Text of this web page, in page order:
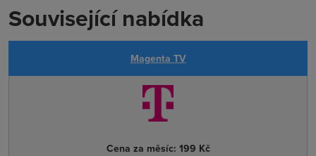
Související nabídka
Magenta TV
Cena za měsíc: 199 Kč